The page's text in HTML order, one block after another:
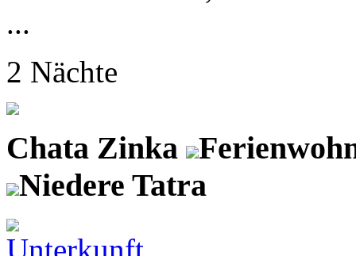
...
2 Nächte
Chata Zinka
Niedere Tatra